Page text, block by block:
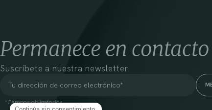
Permanece en
Suscríbete a nuestra newsletter
*Campos obligatorios